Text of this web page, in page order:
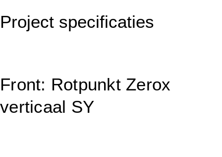
Project specificaties
Front: Rotpunkt Zerox
verticaal SY